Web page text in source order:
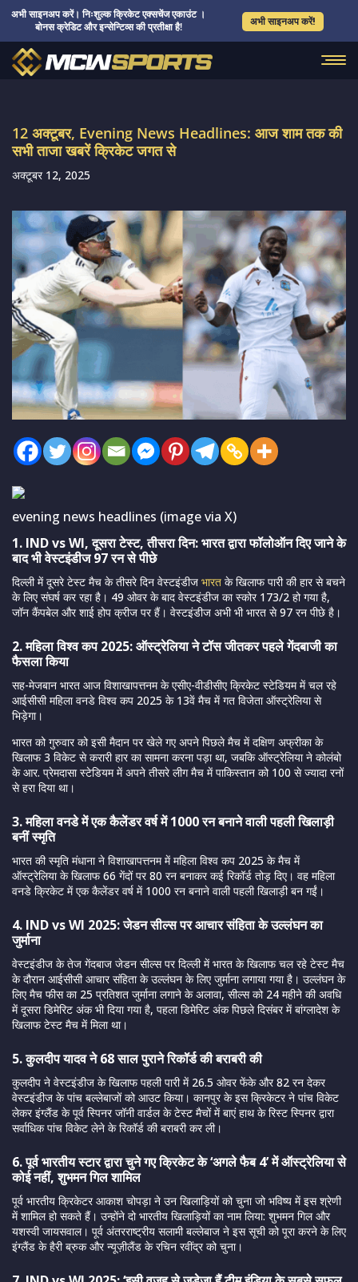
अभी साइनअप करें। निःशुल्क क्रिकेट एक्सचेंज एकाउंट ।
बोनस क्रेडिट और इन्सेन्टिव्स की प्रतीक्षा है!
अभी साइनअप करें!
12 अक्टूबर, Evening News Headlines: आज शाम तक की
सभी ताजा खबरें क्रिकेट जगत से
अक्टूबर 12, 2025
evening news headlines (image via X)
1. IND vs WI, दूसरा टेस्ट, तीसरा दिन: भारत द्वारा फॉलोऑन दिए जाने के
बाद भी वेस्टइंडीज 97 रन से पीछे
दिल्ली में दूसरे टेस्ट मैच के तीसरे दिन वेस्टइंडीज भारत के खिलाफ पारी की हार से बचने
के लिए संघर्ष कर रहा है। 49 ओवर के बाद वेस्टइंडीज का स्कोर 173/2 हो गया है,
जॉन कैंपबेल और शाई होप क्रीज पर हैं। वेस्टइंडीज अभी भी भारत से 97 रन पीछे है।
2. महिला विश्व कप 2025: ऑस्ट्रेलिया ने टॉस जीतकर पहले गेंदबाजी का
फैसला किया
सह-मेजबान भारत आज विशाखापत्तनम के एसीए-वीडीसीए क्रिकेट स्टेडियम में चल रहे
आईसीसी महिला वनडे विश्व कप 2025 के 13वें मैच में गत विजेता ऑस्ट्रेलिया से
भिड़ेगा।
भारत को गुरुवार को इसी मैदान पर खेले गए अपने पिछले मैच में दक्षिण अफ्रीका के
खिलाफ 3 विकेट से करारी हार का सामना करना पड़ा था, जबकि ऑस्ट्रेलिया ने कोलंबो
के आर. प्रेमदासा स्टेडियम में अपने तीसरे लीग मैच में पाकिस्तान को 100 से ज्यादा रनों
से हरा दिया था।
3. महिला वनडे में एक कैलेंडर वर्ष में 1000 रन बनाने वाली पहली खिलाड़ी
बनीं स्मृति
भारत की स्मृति मंधाना ने विशाखापत्तनम में महिला विश्व कप 2025 के मैच में
ऑस्ट्रेलिया के खिलाफ 66 गेंदों पर 80 रन बनाकर कई रिकॉर्ड तोड़ दिए। वह महिला
वनडे क्रिकेट में एक कैलेंडर वर्ष में 1000 रन बनाने वाली पहली खिलाड़ी बन गईं।
4. IND vs WI 2025: जेडन सील्स पर आचार संहिता के उल्लंघन का
जुर्माना
वेस्टइंडीज के तेज गेंदबाज जेडन सील्स पर दिल्ली में भारत के खिलाफ चल रहे टेस्ट मैच
के दौरान आईसीसी आचार संहिता के उल्लंघन के लिए जुर्माना लगाया गया है। उल्लंघन के
लिए मैच फीस का 25 प्रतिशत जुर्माना लगाने के अलावा, सील्स को 24 महीने की अवधि
में दूसरा डिमेरिट अंक भी दिया गया है, पहला डिमेरिट अंक पिछले दिसंबर में बांग्लादेश के
खिलाफ टेस्ट मैच में मिला था।
5. कुलदीप यादव ने 68 साल पुराने रिकॉर्ड की बराबरी की
कुलदीप ने वेस्टइंडीज के खिलाफ पहली पारी में 26.5 ओवर फेंके और 82 रन देकर
वेस्टइंडीज के पांच बल्लेबाजों को आउट किया। कानपुर के इस क्रिकेटर ने पांच विकेट
लेकर इंग्लैंड के पूर्व स्पिनर जॉनी वार्डल के टेस्ट मैचों में बाएं हाथ के रिस्ट स्पिनर द्वारा
सर्वाधिक पांच विकेट लेने के रिकॉर्ड की बराबरी कर ली।
6. पूर्व भारतीय स्टार द्वारा चुने गए क्रिकेट के ‘अगले फैब 4’ में ऑस्ट्रेलिया से
कोई नहीं, शुभमन गिल शामिल
पूर्व भारतीय क्रिकेटर आकाश चोपड़ा ने उन खिलाड़ियों को चुना जो भविष्य में इस श्रेणी
में शामिल हो सकते हैं। उन्होंने दो भारतीय खिलाड़ियों का नाम लिया: शुभमन गिल और
यशस्वी जायसवाल। पूर्व अंतरराष्ट्रीय सलामी बल्लेबाज ने इस सूची को पूरा करने के लिए
इंग्लैंड के हैरी ब्रुक और न्यूज़ीलैंड के रचिन रवींद्र को चुना।